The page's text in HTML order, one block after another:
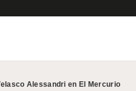
Alessandri en El Mercurio